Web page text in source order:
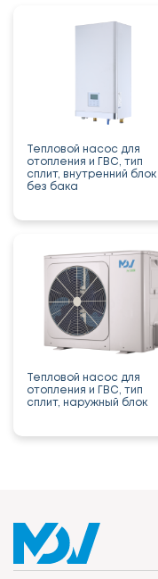
Тепловой насос для
отопления и ГВС, тип
сплит, внутренний блок
без бака
Тепловой насос для
отопления и ГВС, тип
сплит, наружный блок